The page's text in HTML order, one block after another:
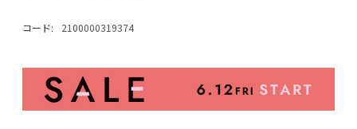
コード: 2100000319374